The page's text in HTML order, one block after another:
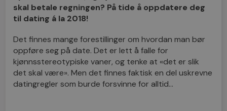
skal betale regningen? På tide å oppdatere deg
til dating á la 2018!
Det finnes mange forestillinger om hvordan man bør
oppføre seg på date. Det er lett å falle for
kjønnsstereotypiske vaner, og tenke at «det er slik
det skal være». Men det finnes faktisk en del uskrevne
datingregler som burde forsvinne for alltid…